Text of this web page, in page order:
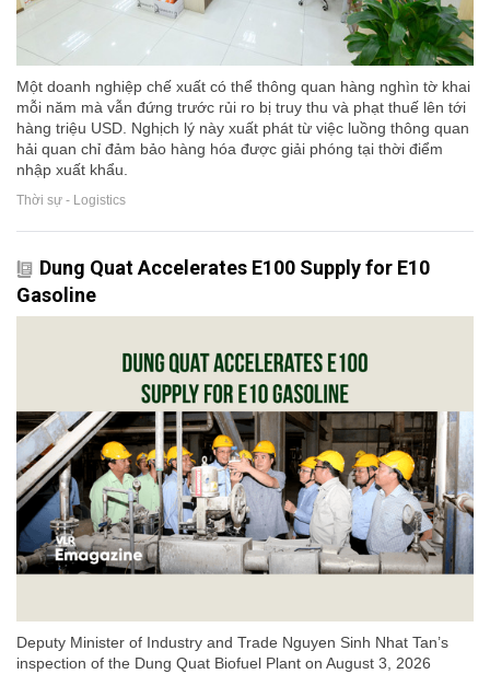
Một doanh nghiệp chế xuất có thể thông quan hàng nghìn tờ khai
mỗi năm mà vẫn đứng trước rủi ro bị truy thu và phạt thuế lên tới
hàng triệu USD. Nghịch lý này xuất phát từ việc luồng thông quan
hải quan chỉ đảm bảo hàng hóa được giải phóng tại thời điểm
nhập xuất khẩu.
Thời sự - Logistics
Dung Quat Accelerates E100 Supply for E10
Gasoline
Deputy Minister of Industry and Trade Nguyen Sinh Nhat Tan’s
inspection of the Dung Quat Biofuel Plant on August 3, 2026